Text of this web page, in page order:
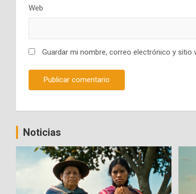
Web
Guardar mi nombre, correo electrónico y sitio
Noticias